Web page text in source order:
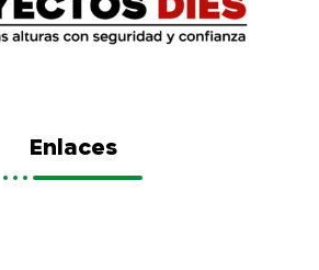
Enlaces